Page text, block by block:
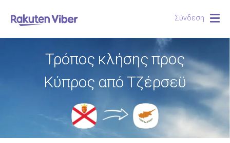
Σύνδεση
Τρόπος κλήσης προς
Κύπρος από Τζέρσεϋ